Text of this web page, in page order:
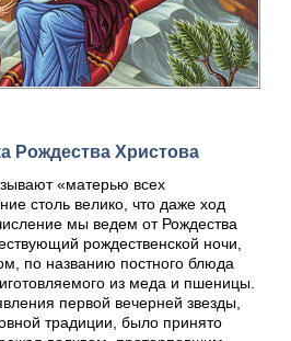
Рождества Христова
«матерью всех
столь велико, что даже ход
мы ведем от Рождества
рождественской ночи,
по названию постного блюда
из меда и пшеницы.
первой вечерней звезды,
традиции, было принято